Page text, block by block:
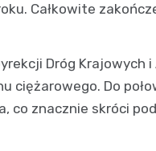
Całkowite
Dróg
ciężarowego. Do
co znacznie skróci